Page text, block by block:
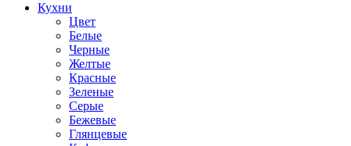
Кухни
Цвет
Белые
Черные
Желтые
Красные
Зеленые
Серые
Бежевые
Глянцевые